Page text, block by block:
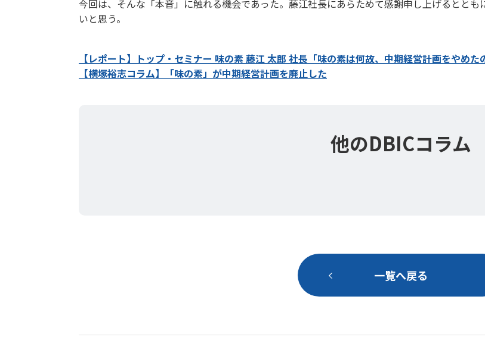
今回は、そんな「本音」に触れる機会であった。藤江社長にあらためて感謝申し上げるとと
いと思う。
【レポート】トップ・セミナー 味の素 藤江 太郎 社長「味の素は何故、中期経営計画をやめた
【横塚裕志コラム】「味の素」が中期経営計画を廃止した
他のDBICコラム
一覧へ戻る